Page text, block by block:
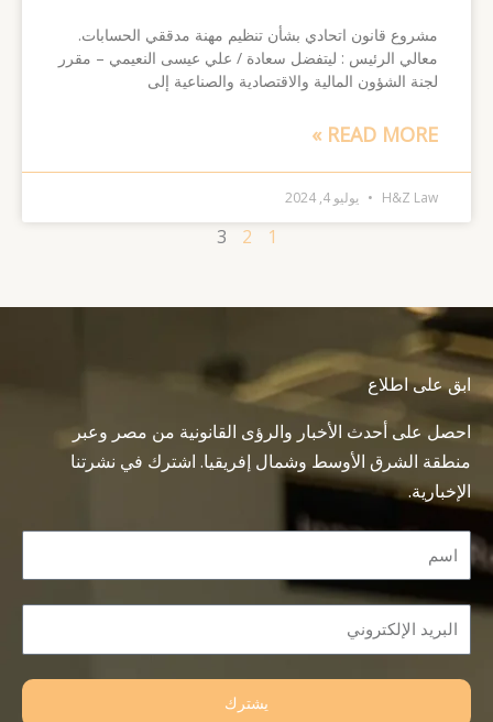
مشروع قانون اتحادي بشأن تنظيم مهنة مدققي الحسابات.
معالي الرئيس : ليتفضل سعادة / علي عيسى النعيمي – مقرر
لجنة الشؤون المالية والاقتصادية والصناعية إلى
READ MORE »
H&Z Law يوليو 4, 2024
1
2
3
ابق على اطلاع
احصل على أحدث الأخبار والرؤى القانونية من مصر وعبر
منطقة الشرق الأوسط وشمال إفريقيا. اشترك في نشرتنا
الإخبارية.
Name
Email
يشترك